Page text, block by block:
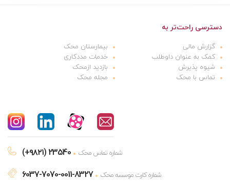
دسترسی راحت‌تر به
گزارش مالی
بیمارستان محک
کمک به عنوان داوطلب
خدمات مددکاری
شیوه پذیرش
بازدید ازمحک
تماس با محک
مجله محک
(+۹۸۲۱) 23540 شماره تماس محک
6037-7070-0011-8327
شماره کارت موسسه محک